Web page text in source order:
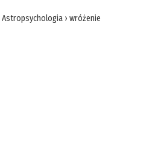
Astropsychologia › wróżenie